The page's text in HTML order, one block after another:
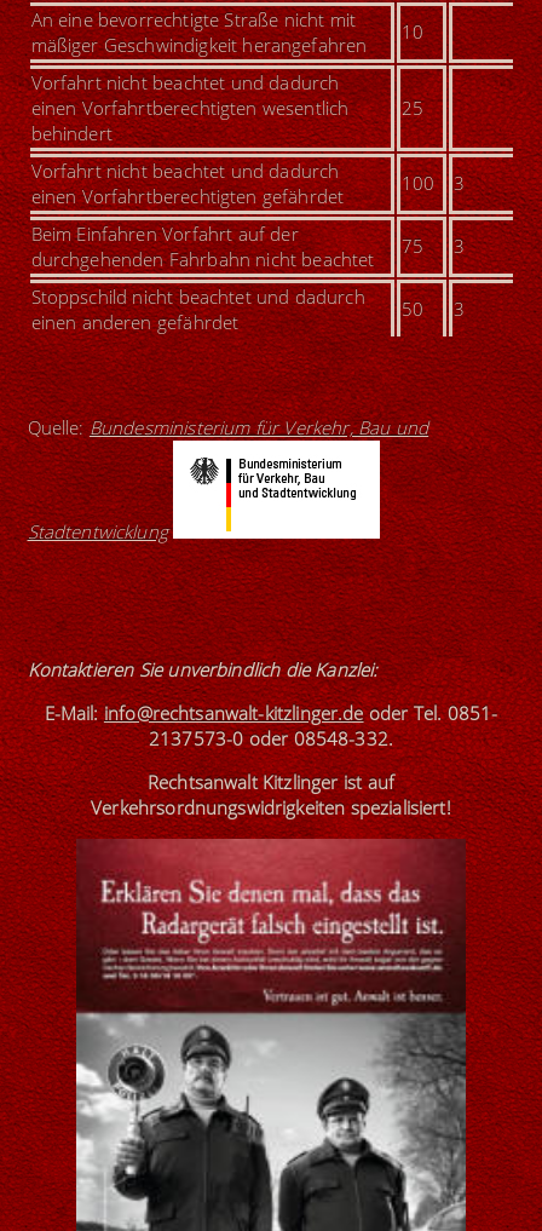
An eine bevorrechtigte Straße nicht mit
mäßiger Geschwindigkeit herangefahren
10
Vorfahrt nicht beachtet und dadurch
einen Vorfahrtberechtigten wesentlich
behindert
25
Vorfahrt nicht beachtet und dadurch
einen Vorfahrtberechtigten gefährdet
100 3
Beim Einfahren Vorfahrt auf der
durchgehenden Fahrbahn nicht beachtet
75 3
Stoppschild nicht beachtet und dadurch
einen anderen gefährdet
50 3
Quelle: Bundesministerium für Verkehr, Bau und
Stadtentwicklung
Kontaktieren Sie unverbindlich die Kanzlei:
E-Mail:info@rechtsanwalt-kitzlinger.de oderTel. 0851-
2137573-0oder08548-332.
Rechtsanwalt Kitzlinger istauf
Verkehrsordnungswidrigkeiten spezialisiert!